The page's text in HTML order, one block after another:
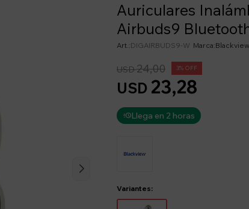
Auriculares
Airbuds9
DIGAIRBUDS9-W Blackview
USD 23,28
USD24,00 3
Llega en 2 horas
Variantes: